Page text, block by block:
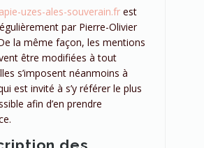
uzes-ales-souverain.fr est
par Pierre-Olivier
la même façon, les mentions
être modifiées à tout
s’imposent néanmoins à
est invité à s’y référer le plus
afin d’en prendre